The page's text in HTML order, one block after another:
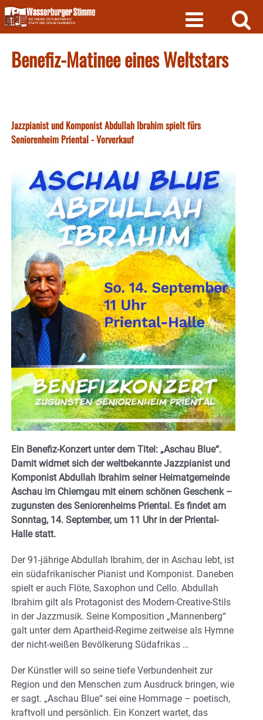
Skip
to
content
Benefiz-Matinee eines Weltstars
Jazzpianist und Komponist Abdullah Ibrahim spielt fürs
Seniorenheim Priental - Vorverkauf
Ein Benefiz-Konzert unter dem Titel: „Aschau Blue“.
Damit widmet sich der weltbekannte Jazzpianist und
Komponist Abdullah Ibrahim seiner Heimatgemeinde
Aschau im Chiemgau mit einem schönen Geschenk –
zugunsten des Seniorenheims Priental. Es findet am
Sonntag, 14. September, um 11 Uhr in der Priental-
Halle statt.
Der 91-jährige Abdullah Ibrahim, der in Aschau lebt, ist
ein südafrikanischer Pianist und Komponist. Daneben
spielt er auch Flöte, Saxophon und Cello. Abdullah
Ibrahim gilt als Protagonist des Modern-Creative-Stils
in der Jazzmusik. Seine Komposition „Mannenberg“
galt unter dem Apartheid-Regime zeitweise als Hymne
der nicht-weißen Bevölkerung Südafrikas …
Der Künstler will so seine tiefe Verbundenheit zur
Region und den Menschen zum Ausdruck bringen, wie
er sagt. „Aschau Blue“ sei eine Hommage – poetisch,
kraftvoll und persönlich. Ein Konzert wartet, das